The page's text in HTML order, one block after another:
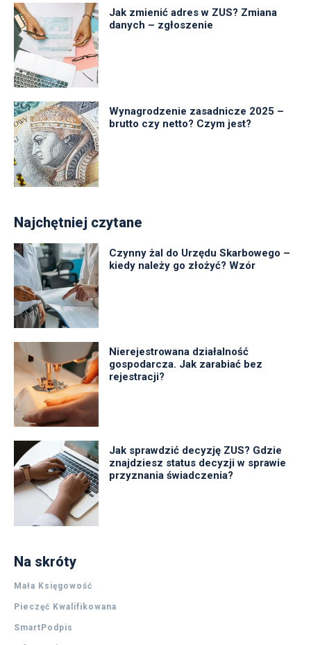
Jak zmienić adres w ZUS? Zmiana
danych – zgłoszenie
Wynagrodzenie zasadnicze 2025 –
brutto czy netto? Czym jest?
Najchętniej czytane
Czynny żal do Urzędu Skarbowego –
kiedy należy go złożyć? Wzór
Nierejestrowana działalność
gospodarcza. Jak zarabiać bez
rejestracji?
Jak sprawdzić decyzję ZUS? Gdzie
znajdziesz status decyzji w sprawie
przyznania świadczenia?
Na skróty
Mała Księgowość
Pieczęć Kwalifikowana
SmartPodpis